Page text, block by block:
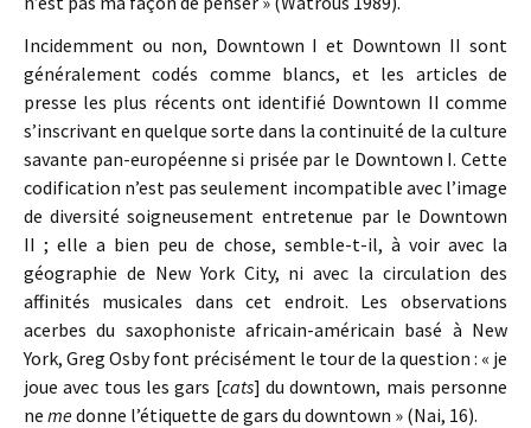
Incidemment ou non, Downtown I et Downtown II sont
généralement codés comme blancs, et les articles de
presse les plus récents ont identifié Downtown II comme
s’inscrivant en quelque sorte dans la continuité de la culture
savante pan-européenne si prisée par le Downtown I. Cette
codification n’est pas seulement incompatible avec l’image
de diversité soigneusement entretenue par le Downtown
II ; elle a bien peu de chose, semble-t-il, à voir avec la
géographie de New York City, ni avec la circulation des
affinités musicales dans cet endroit. Les observations
acerbes du saxophoniste africain-américain basé à New
York, Greg Osby font précisément le tour de la question : « je
joue avec tous les gars [cats] du downtown, mais personne
ne medonne l’étiquette de gars du downtown » (Nai, 16).